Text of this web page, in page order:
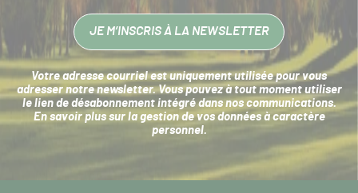
JE M’INSCRIS À LA NEWSLETTER
Votre adresse courriel est uniquement utilisée pour vous
adresser notre newsletter. Vous pouvez à tout moment utiliser
le lien de désabonnement intégré dans nos communications.
En savoir plus sur la gestion de vos données à caractère
personnel.